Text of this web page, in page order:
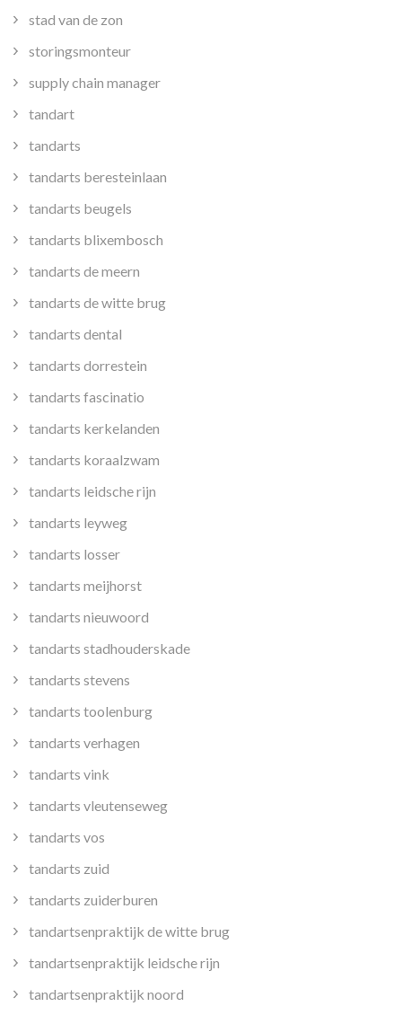
stad van de zon
storingsmonteur
supply chain manager
tandart
tandarts
tandarts beresteinlaan
tandarts beugels
tandarts blixembosch
tandarts de meern
tandarts de witte brug
tandarts dental
tandarts dorrestein
tandarts fascinatio
tandarts kerkelanden
tandarts koraalzwam
tandarts leidsche rijn
tandarts leyweg
tandarts losser
tandarts meijhorst
tandarts nieuwoord
tandarts stadhouderskade
tandarts stevens
tandarts toolenburg
tandarts verhagen
tandarts vink
tandarts vleutenseweg
tandarts vos
tandarts zuid
tandarts zuiderburen
tandartsenpraktijk de witte brug
tandartsenpraktijk leidsche rijn
tandartsenpraktijk noord